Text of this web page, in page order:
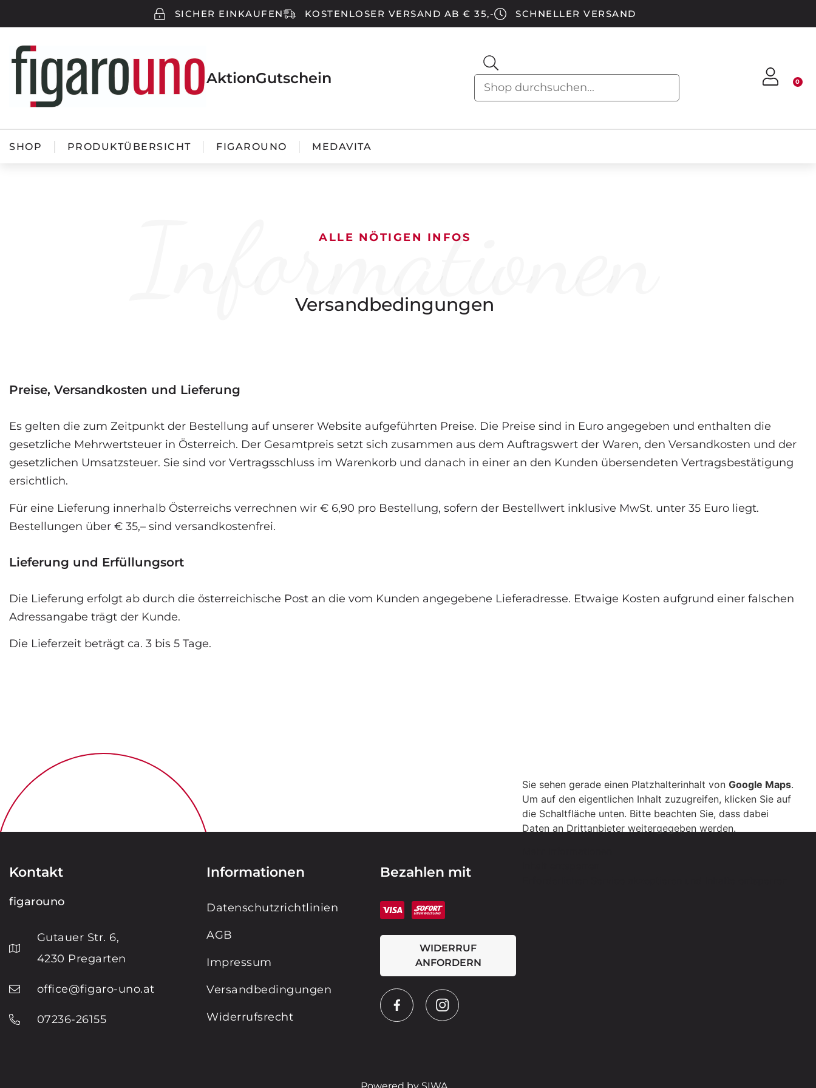
SICHER EINKAUFEN KOSTENLOSER VERSAND AB € 35,- SCHNELLER VERSAND
AktionGutschein 0
SHOP PRODUKTÜBERSICHT FIGAROUNO MEDAVITA
ALLE NÖTIGEN INFOS
Informationen
Versandbedingungen
Preise, Versandkosten und Lieferung
Es gelten die zum Zeitpunkt der Bestellung auf unserer Website aufgeführten Preise. Die Preise sind in Euro angegeben und enthalten die
gesetzliche Mehrwertsteuer in Österreich. Der Gesamtpreis setzt sich zusammen aus dem Auftragswert der Waren, den Versandkosten und der
gesetzlichen Umsatzsteuer. Sie sind vor Vertragsschluss im Warenkorb und danach in einer an den Kunden übersendeten Vertragsbestätigung
ersichtlich.
Für eine Lieferung innerhalb Österreichs verrechnen wir € 6,90 pro Bestellung, sofern der Bestellwert inklusive MwSt. unter 35 Euro liegt.
Bestellungen über € 35,– sind versandkostenfrei.
Lieferung und Erfüllungsort
Die Lieferung erfolgt ab durch die österreichische Post an die vom Kunden angegebene Lieferadresse. Etwaige Kosten aufgrund einer falschen
Adressangabe trägt der Kunde.
Die Lieferzeit beträgt ca. 3 bis 5 Tage.
Kontakt
figarouno
Gutauer Str. 6,
4230 Pregarten
office@figaro-uno.at
07236-26155
Informationen
Datenschutzrichtlinien
AGB
Impressum
Versandbedingungen
Widerrufsrecht
Bezahlen mit
WIDERRUF
ANFORDERN
Sie sehen gerade einen Platzhalterinhalt von Google Maps.
Um auf den eigentlichen Inhalt zuzugreifen, klicken Sie auf
die Schaltfläche unten. Bitte beachten Sie, dass dabei
Daten an Drittanbieter weitergegeben werden.
Powered by SIWA